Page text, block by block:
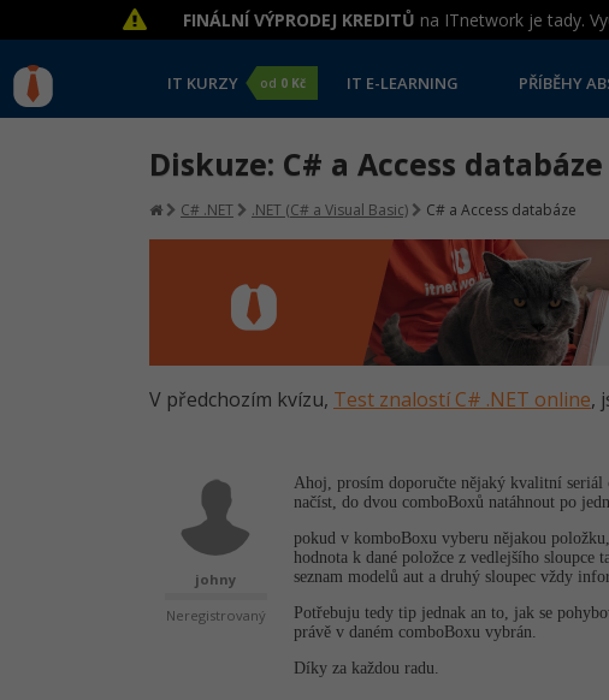
FINÁLNÍ VÝPRODEJ KREDITŮ na ITnetwork je tady.
IT KURZY od 0 Kč IT E-LEARNING PŘÍBĚHY
Diskuze: C# a Access databáze
C# .NET .NET (C# a Visual Basic) C# a Access databáze
V předchozím kvízu, Test znalostí C# .NET online,
johny
Neregistrovaný
Ahoj, prosím doporučte nějaký kvalitní seriál
načíst, do dvou comboBoxů natáhnout po
pokud v komboBoxu vyberu nějakou
hodnota k dané položce z vedlejšího
seznam modelů aut a druhý sloupec vždy
Potřebuju tedy tip jednak an to, jak se
právě v daném comboBoxu vybrán.
Díky za každou radu.